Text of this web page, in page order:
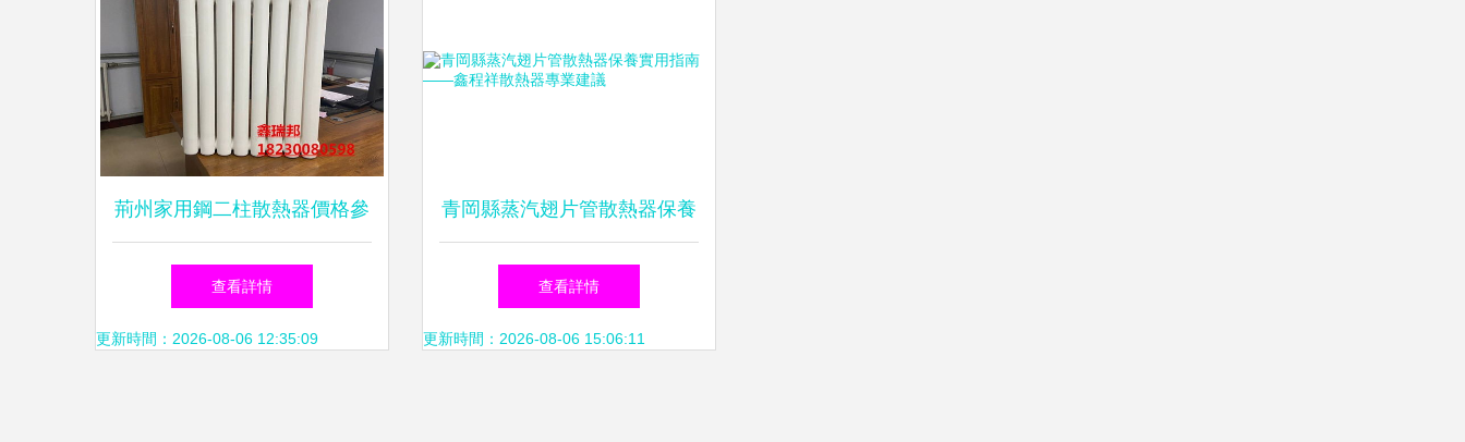
荊州家用鋼二柱散熱器價格參
考與選購指南
查看詳情
更新時間：2026-08-06 12:35:09
青岡縣蒸汽翅片管散熱器保養
實用指南——鑫程祥散熱器專
業建議
查看詳情
更新時間：2026-08-06 15:06:11